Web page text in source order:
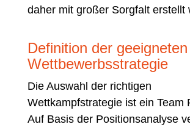
daher mit großer Sorgfalt erstellt
Definition der geeigneten
Wettbewerbsstrategie
Die Auswahl der richtigen
Wettkampfstrategie ist ein Team
Auf Basis der Positionsanalyse